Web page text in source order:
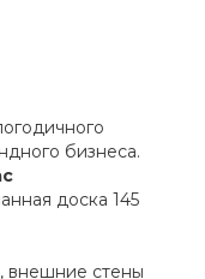
бизнеса.
доска 145
внешние стены